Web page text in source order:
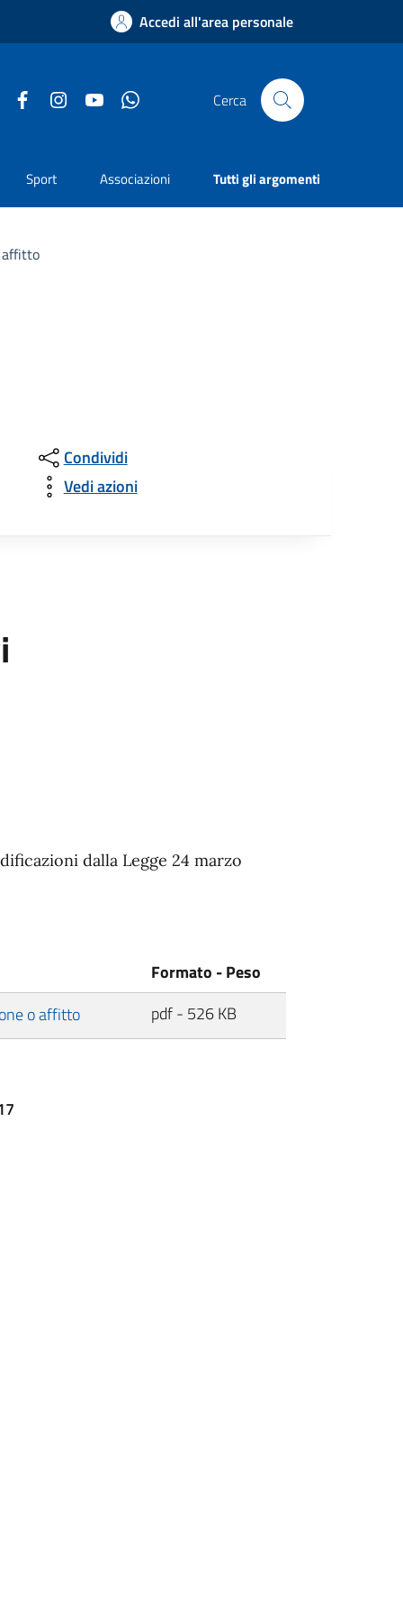
Accedi all'area personale
Facebook InstagramYouTube Cerca
Sport Associazioni Tutti gli argomenti
affitto
Condividi
Vedi azioni
dalla Legge 24 marzo
Formato - Peso
o affitto
pdf - 526 KB